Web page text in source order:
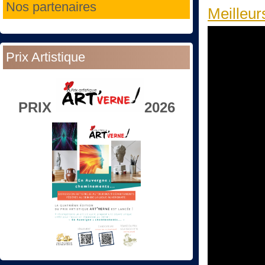
Nos partenaires
Prix Artistique
PRIX 2026